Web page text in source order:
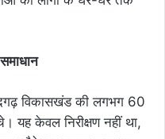
विकासखंड की लगभग 60
यह केवल निरीक्षण नहीं था,